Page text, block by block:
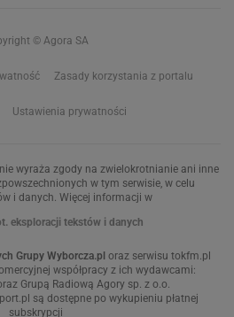
© Agora SA
Zasady korzystania z portalu
Ustawienia prywatności
wyraża zgody na zwielokrotnianie ani inne
w tym serwisie, w celu
i danych. Więcej informacji w
eksploracji tekstów i danych
Grupy Wyborcza.pl oraz serwisu tokfm.pl
współpracy z ich wydawcami:
Grupą Radiową Agory sp. z o.o.
są dostępne po wykupieniu płatnej
subskrypcji